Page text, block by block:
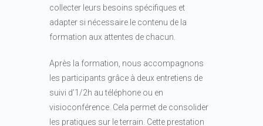
collecter leurs besoins spécifiques et
adapter si nécessaire le contenu de la
formation aux attentes de chacun.
Après la formation, nous accompagnons
les participants grâce à deux entretiens de
suivi d’1/2h au téléphone ou en
visioconférence. Cela permet de consolider
les pratiques sur le terrain. Cette prestation